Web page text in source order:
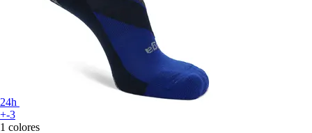
24h
+-3
1 colores